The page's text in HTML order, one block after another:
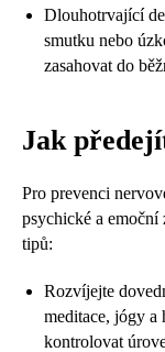
Dlouhotrvající
smutku nebo
zasahovat do
Jak
Pro prevenci
psychické a emoční
tipů:
Rozvíjejte
meditace, jógy a
kontrolovat